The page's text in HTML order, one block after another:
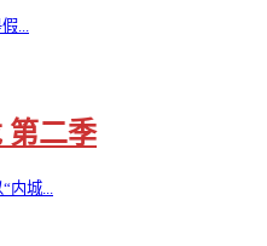
...
第二季
内城...